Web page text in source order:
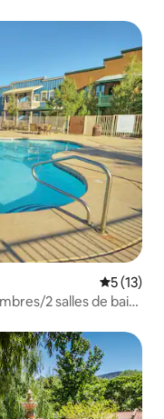
5 (13)